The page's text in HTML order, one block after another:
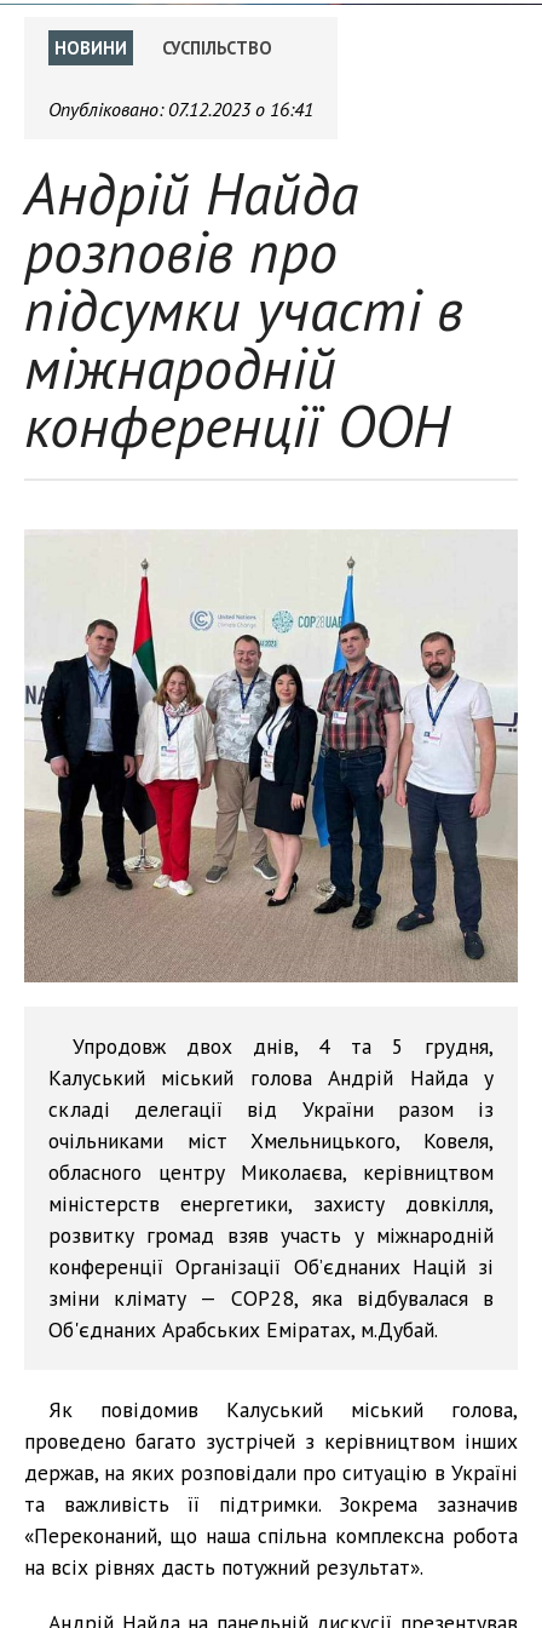
НОВИНИ СУСПІЛЬСТВО
Опубліковано: 07.12.2023 о 16:41
Андрій Найда
розповів про
підсумки участі в
міжнародній
конференції ООН
Упродовж двох днів, 4 та 5 грудня,
Калуський міський голова Андрій Найда у
складі делегації від України разом із
очільниками міст Хмельницького, Ковеля,
обласного центру Миколаєва, керівництвом
міністерств енергетики, захисту довкілля,
розвитку громад взяв участь у міжнародній
конференції Організації Обʼєднаних Націй зі
зміни клімату — COP28, яка відбувалася в
Об'єднаних Арабських Еміратах, м.Дубай.
Як повідомив Калуський міський голова,
проведено багато зустрічей з керівництвом інших
держав, на яких розповідали про ситуацію в Україні
та важливість її підтримки. Зокрема зазначив
«Переконаний, що наша спільна комплексна робота
на всіх рівнях дасть потужний результат».
Андрій Найда на панельній дискусії презентував